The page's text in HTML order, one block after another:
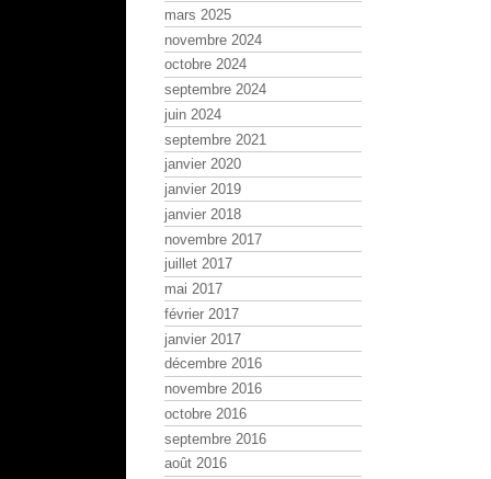
mars 2025
novembre 2024
octobre 2024
septembre 2024
juin 2024
septembre 2021
janvier 2020
janvier 2019
janvier 2018
novembre 2017
juillet 2017
mai 2017
février 2017
janvier 2017
décembre 2016
novembre 2016
octobre 2016
septembre 2016
août 2016